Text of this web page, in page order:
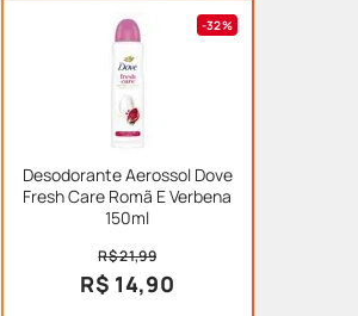
32%
Desodorante Aerossol Dove
Fresh Care Romã E Verbena
150ml
R$ 21,99
R$ 14,90